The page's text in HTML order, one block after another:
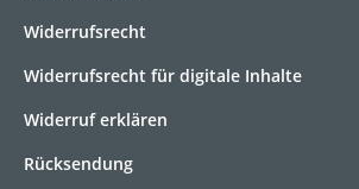
Widerrufsrecht
Widerrufsrecht für digitale Inhalte
Widerruf erklären
Rücksendung